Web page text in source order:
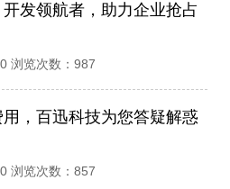
发领航者，助力企业抢占
浏览次数：987
，百迅科技为您答疑解惑​
浏览次数：857